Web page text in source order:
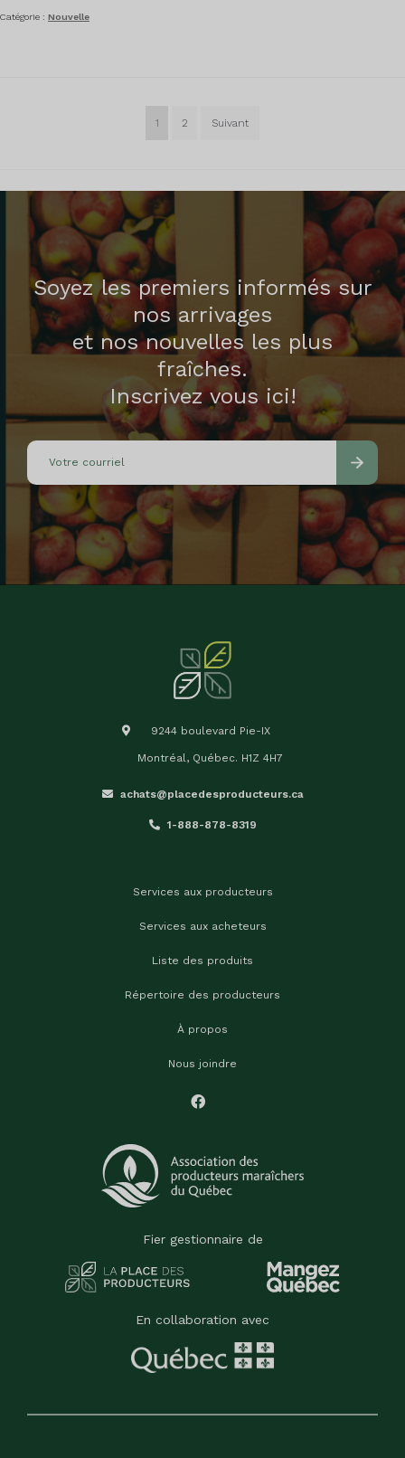
Catégorie : Nouvelle
1 2 Suivant
Soyez les premiers informés sur
nos arrivages
et nos nouvelles les plus
fraîches.
Inscrivez vous ici!
9244 boulevard Pie-IX
Montréal, Québec. H1Z 4H7
achats@placedesproducteurs.ca
1-888-878-8319
Services aux producteurs
Services aux acheteurs
Liste des produits
Répertoire des producteurs
À propos
Nous joindre
Fier gestionnaire de
En collaboration avec